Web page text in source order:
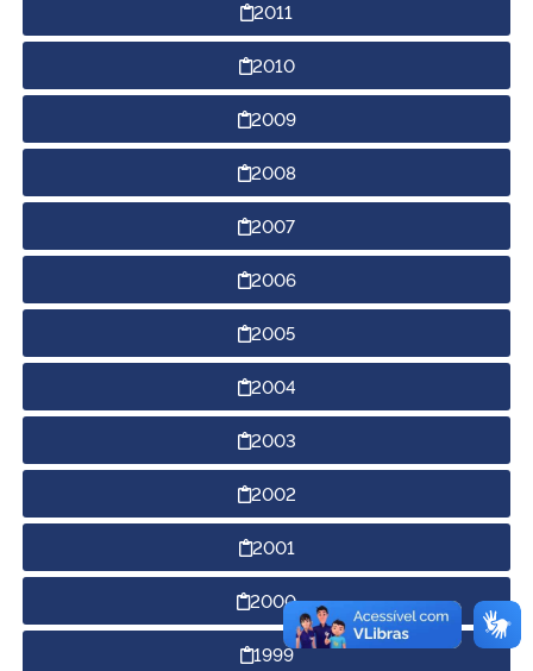
Planalto
2011
2010
2009
2008
2007
2006
2005
2004
2003
2002
2001
2000
1999